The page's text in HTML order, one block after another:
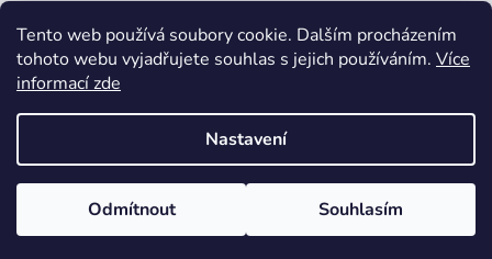
Tento web používá soubory cookie. Dalším procházením
tohoto webu vyjadřujete souhlas s jejich používáním. Více
informací zde
Nastavení
Odmítnout Souhlasím
Sledovat na Instagramu
Copyright 2026WOODEN MOMENT. Všechna práva
vyhrazena.Upravit nastavení cookies